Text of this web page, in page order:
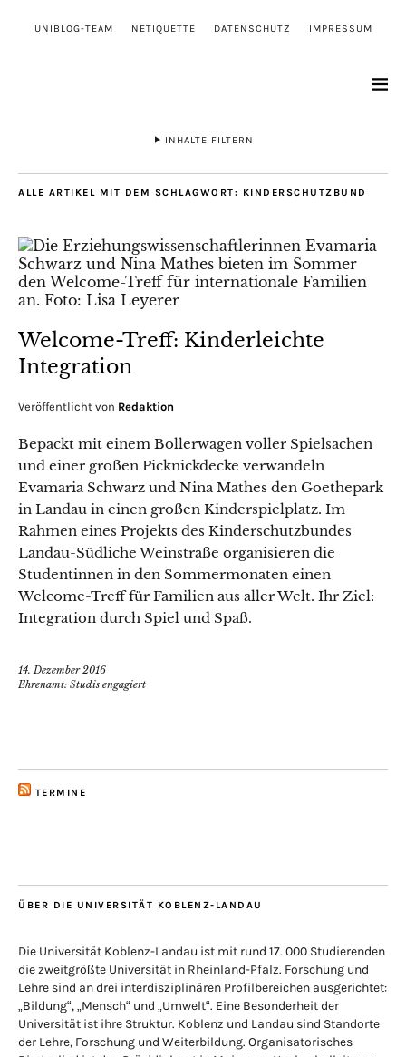
UNIBLOG-TEAM NETIQUETTE DATENSCHUTZ IMPRESSUM
INHALTE FILTERN
ALLE ARTIKEL MIT DEM SCHLAGWORT: KINDERSCHUTZBUND
Welcome-Treff: Kinderleichte
Integration
Veröffentlicht von Redaktion
Bepackt mit einem Bollerwagen voller Spielsachen
und einer großen Picknickdecke verwandeln
Evamaria Schwarz und Nina Mathes den Goethepark
in Landau in einen großen Kinderspielplatz. Im
Rahmen eines Projekts des Kinderschutzbundes
Landau-Südliche Weinstraße organisieren die
Studentinnen in den Sommermonaten einen
Welcome-Treff für Familien aus aller Welt. Ihr Ziel:
Integration durch Spiel und Spaß.
14. Dezember 2016
Ehrenamt: Studis engagiert
TERMINE
ÜBER DIE UNIVERSITÄT KOBLENZ-LANDAU
Die Universität Koblenz-Landau ist mit rund 17. 000 Studierenden
die zweitgrößte Universität in Rheinland-Pfalz. Forschung und
Lehre sind an drei interdisziplinären Profilbereichen ausgerichtet:
„Bildung“, „Mensch“ und „Umwelt“. Eine Besonderheit der
Universität ist ihre Struktur. Koblenz und Landau sind Standorte
der Lehre, Forschung und Weiterbildung. Organisatorisches